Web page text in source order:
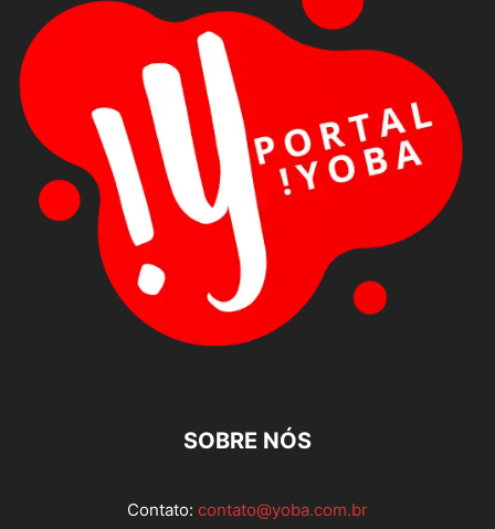
SOBRE NÓS
Contato: contato@yoba.com.br